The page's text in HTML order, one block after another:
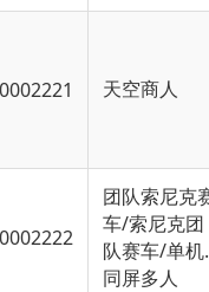
0002221 天空商人
0002222
团队索尼克
车/索尼克团
队赛车/单机.
同屏多人